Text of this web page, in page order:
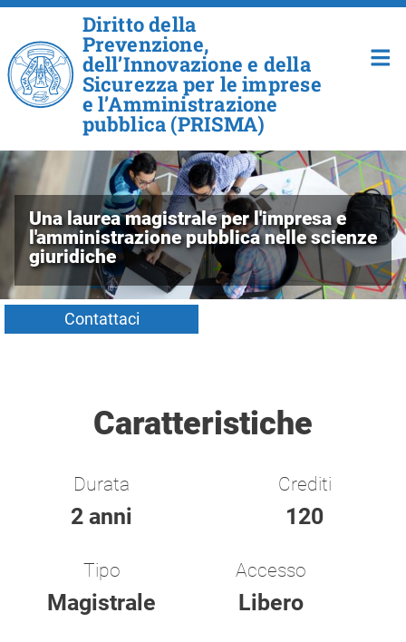
Salta al contenuto principale
Diritto della
Prevenzione,
dell’Innovazione e della
Sicurezza per le imprese
e l’Amministrazione
pubblica (PRISMA)
Una laurea magistrale per l'impresa e
l'amministrazione pubblica nelle scienze
giuridiche
Contattaci
Caratteristiche
Durata
2 anni
Crediti
120
Tipo
Magistrale
Accesso
Libero